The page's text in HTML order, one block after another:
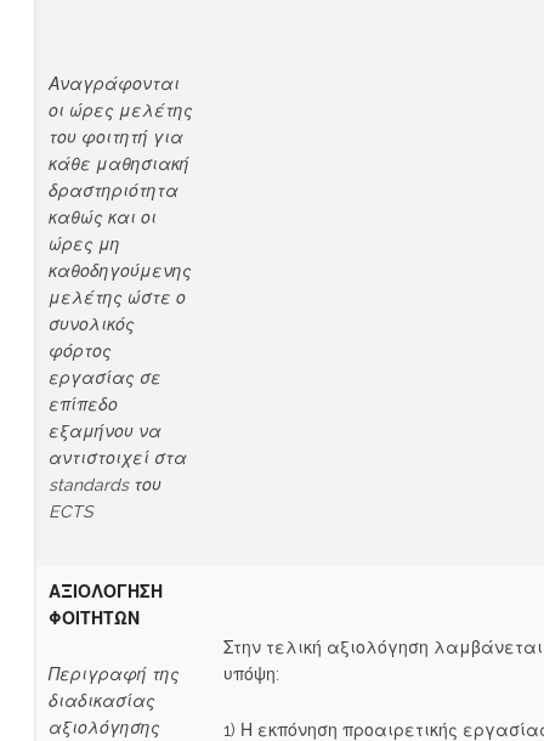
Αναγράφονται
οι ώρες μελέτης
του φοιτητή για
κάθε μαθησιακή
δραστηριότητα
καθώς και οι
ώρες μη
καθοδηγούμενης
μελέτης ώστε ο
συνολικός
φόρτος
εργασίας σε
επίπεδο
εξαμήνου να
αντιστοιχεί στα
standardsτου
ECTS
ΑΞΙΟΛΟΓΗΣΗ
ΦΟΙΤΗΤΩΝ
Περιγραφή της
διαδικασίας
αξιολόγησης
Στην τελική αξιολόγηση λαμβάνεται
υπόψη:
1) Η εκπόνηση προαιρετικής